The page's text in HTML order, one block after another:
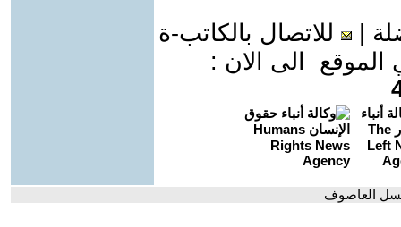
للاتصال بالكاتب-ة
الى الان :
العاصوف